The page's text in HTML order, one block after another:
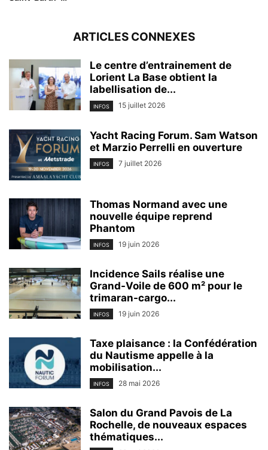
ARTICLES CONNEXES
Le centre d’entrainement de
Lorient La Base obtient la
labellisation de...
INFOS 15 juillet 2026
Yacht Racing Forum. Sam Watson
et Marzio Perrelli en ouverture
INFOS 7 juillet 2026
Thomas Normand avec une
nouvelle équipe reprend
Phantom
INFOS 19 juin 2026
Incidence Sails réalise une
Grand-Voile de 600 m² pour le
trimaran-cargo...
INFOS 19 juin 2026
Taxe plaisance : la Confédération
du Nautisme appelle à la
mobilisation...
INFOS 28 mai 2026
Salon du Grand Pavois de La
Rochelle, de nouveaux espaces
thématiques...